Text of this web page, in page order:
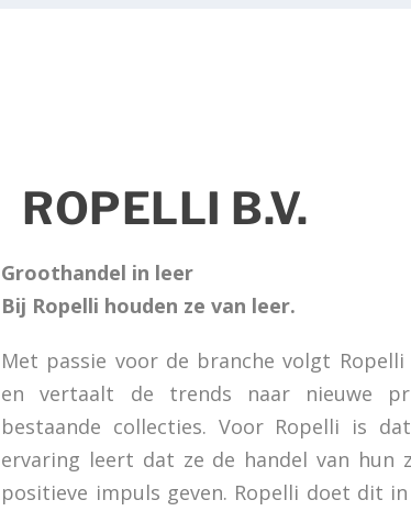
ROPELLI B.V.
Groothandel in leer
Bij Ropelli houden ze van leer.
Met passie voor de branche volgt
en vertaalt de trends naar nieuwe
bestaande collecties. Voor Ropelli is
ervaring leert dat ze de handel van hun
positieve impuls geven. Ropelli doet dit